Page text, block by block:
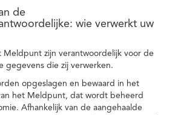
de
wie verwerkt uw
Meldpunt zijn verantwoordelijk voor de
gegevens die zij verwerken.
opgeslagen en bewaard in het
het Meldpunt, dat wordt beheerd
Afhankelijk van de aangehaalde